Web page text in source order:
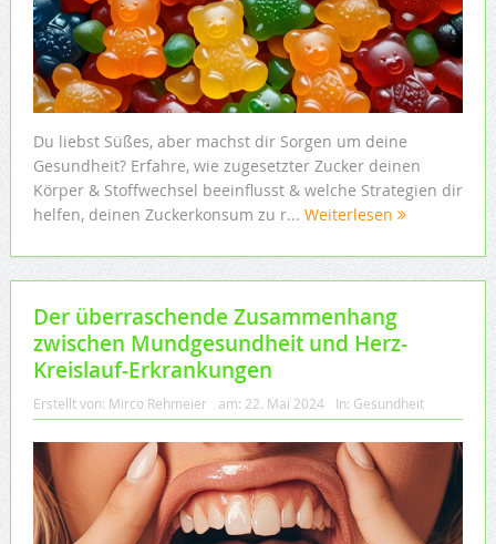
Du liebst Süßes, aber machst dir Sorgen um deine
Gesundheit? Erfahre, wie zugesetzter Zucker deinen
Körper & Stoffwechsel beeinflusst & welche Strategien dir
helfen, deinen Zuckerkonsum zu r... Weiterlesen
Der überraschende Zusammenhang
zwischen Mundgesundheit und Herz-
Kreislauf-Erkrankungen
Erstellt von: Mirco Rehmeier am: 22. Mai 2024 In: Gesundheit